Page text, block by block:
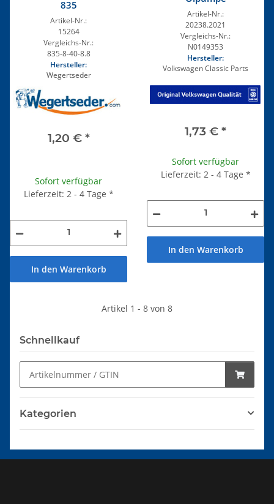
835
Artikel-Nr.:
15264
Vergleichs-Nr.:
835-8-40-8.8
Hersteller:
Wegertseder
1,20 € *
Sofort verfügbar
Lieferzeit: 2 - 4 Tage *
In den Warenkorb
Artikel-Nr.:
20238.2021
Vergleichs-Nr.:
N0149353
Hersteller:
Volkswagen Classic Parts
1,73 € *
Sofort verfügbar
Lieferzeit: 2 - 4 Tage *
In den Warenkorb
Artikel 1 - 8 von 8
Schnellkauf
Kategorien